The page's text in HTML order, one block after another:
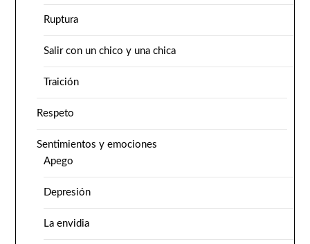
Ruptura
Salir con un chico y una chica
Traición
Respeto
Sentimientos y emociones
Apego
Depresión
La envidia